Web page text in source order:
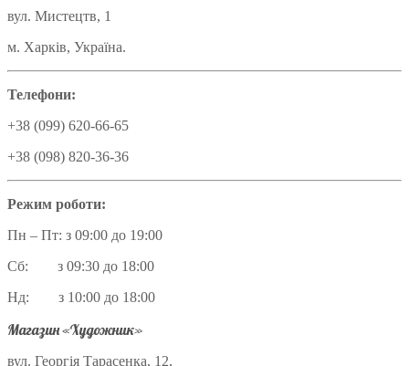
вул. Мистецтв, 1
м. Харків, Україна.
Телефони:
+38 (099) 620-66-65
+38 (098) 820-36-36
Режим роботи:
Пн – Пт: з 09:00 до 19:00
Сб: з 09:30 до 18:00
Нд: з 10:00 до 18:00
Магазин «Художник»
вул. Георгія Тарасенка, 12,